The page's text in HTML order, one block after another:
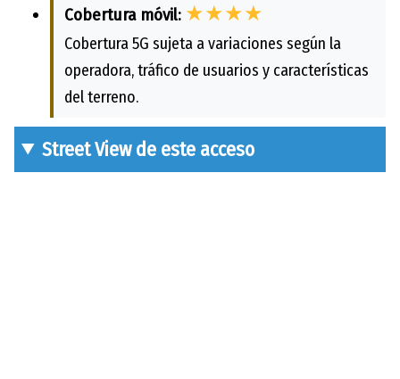
Cobertura móvil: ★★★★
Cobertura 5G sujeta a variaciones según la
operadora, tráfico de usuarios y características
del terreno.
Street View de este acceso